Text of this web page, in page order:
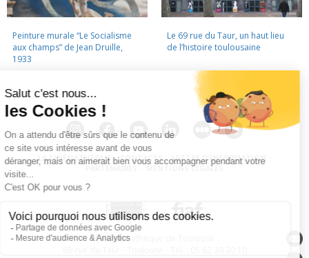
Peinture murale “Le Socialisme
aux champs” de Jean Druille,
1933
Le 69 rue du Taur, un haut lieu
de l’histoire toulousaine
LA CINÉMATHÈQUE · CONTACTS · LETTRE D'INFORMATION
PARTENAIRES · MENTIONS LÉGALES
La Cinémathèque de Toulouse